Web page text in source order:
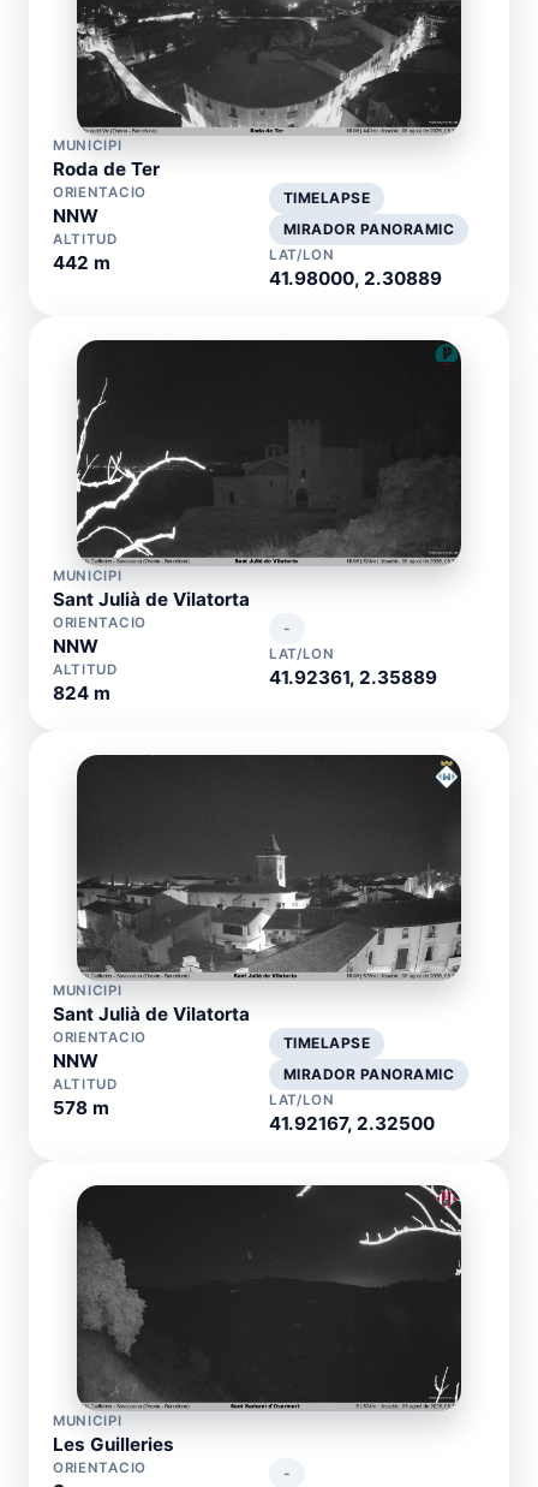
MUNICIPI
Roda de Ter
ORIENTACIO
NNW
ALTITUD
442 m
TIMELAPSE
MIRADOR PANORAMIC
LAT/LON
41.98000, 2.30889
MUNICIPI
Sant Julià de Vilatorta
ORIENTACIO
NNW
ALTITUD
824 m
-
LAT/LON
41.92361, 2.35889
MUNICIPI
Sant Julià de Vilatorta
ORIENTACIO
NNW
ALTITUD
578 m
TIMELAPSE
MIRADOR PANORAMIC
LAT/LON
41.92167, 2.32500
MUNICIPI
Les Guilleries
ORIENTACIO -